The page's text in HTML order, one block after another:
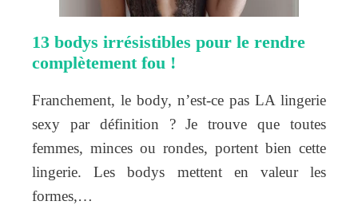
13 bodys irrésistibles pour le rendre
complètement fou !
Franchement, le body, n’est-ce pas LA lingerie
sexy par définition ? Je trouve que toutes
femmes, minces ou rondes, portent bien cette
lingerie. Les bodys mettent en valeur les
formes,…